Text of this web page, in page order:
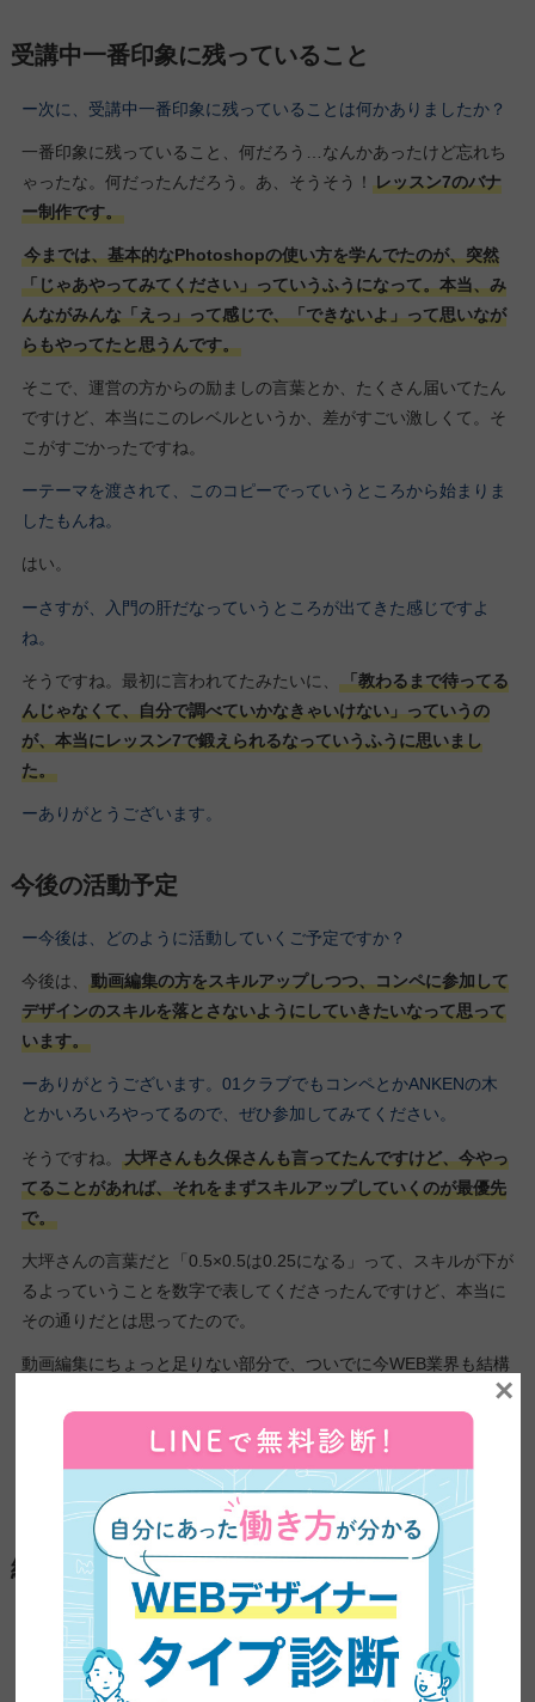
受講中一番印象に残っていること
ー次に、受講中一番印象に残っていることは何かありましたか？
一番印象に残っていること、何だろう…なんかあったけど忘れち
ゃったな。何だったんだろう。あ、そうそう！ レッスン7のバナ
ー制作です。
今までは、基本的なPhotoshopの使い方を学んでたのが、突然
「じゃあやってみてください」っていうふうになって。本当、み
んながみんな「えっ」って感じで、「できないよ」って思いなが
らもやってたと思うんです。
そこで、運営の方からの励ましの言葉とか、たくさん届いてたん
ですけど、本当にこのレベルというか、差がすごい激しくて。そ
こがすごかったですね。
ーテーマを渡されて、このコピーでっていうところから始まりま
したもんね。
はい。
ーさすが、入門の肝だなっていうところが出てきた感じですよ
ね。
そうですね。最初に言われてたみたいに、
「教わるまで待ってる
んじゃなくて、自分で調べていかなきゃいけない」っていうの
が、本当にレッスン7で鍛えられるなっていうふうに思いまし
た。
ーありがとうございます。
今後の活動予定
ー今後は、どのように活動していくご予定ですか？
今後は、
動画編集の方をスキルアップしつつ、コンペに参加して
デザインのスキルを落とさないようにしていきたいなって思って
います。
ーありがとうございます。01クラブでもコンペとかANKENの木
とかいろいろやってるので、ぜひ参加してみてください。
そうですね。
大坪さんも久保さんも言ってたんですけど、今やっ
てることがあれば、それをまずスキルアップしていくのが最優先
で。
大坪さんの言葉だと「0.5×0.5は0.25になる」って、スキルが下が
るよっていうことを数字で表してくださったんですけど、本当に
その通りだとは思ってたので。
動画編集にちょっと足りない部分で、ついでに今WEB業界も結構
いろいろ仕事があるので、学べたらいいなっていう感じであった
ので、一旦は今学んだことを維持しつつっていう感じでいきたい
なと思っています。
ーありがとうございます。
総合的な満足度
ーこのデザスクを受講してみて、総合的な満足度とその理由も合
わせて教えてください。
満足度は、50点ですね。理由としては、すごくいいカリキュラム
×